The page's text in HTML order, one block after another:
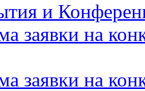
и
заявки на
заявки на